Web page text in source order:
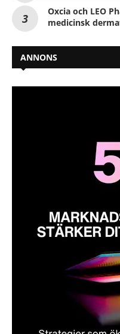
Oxcia och LEO
medicinsk
ANNONS